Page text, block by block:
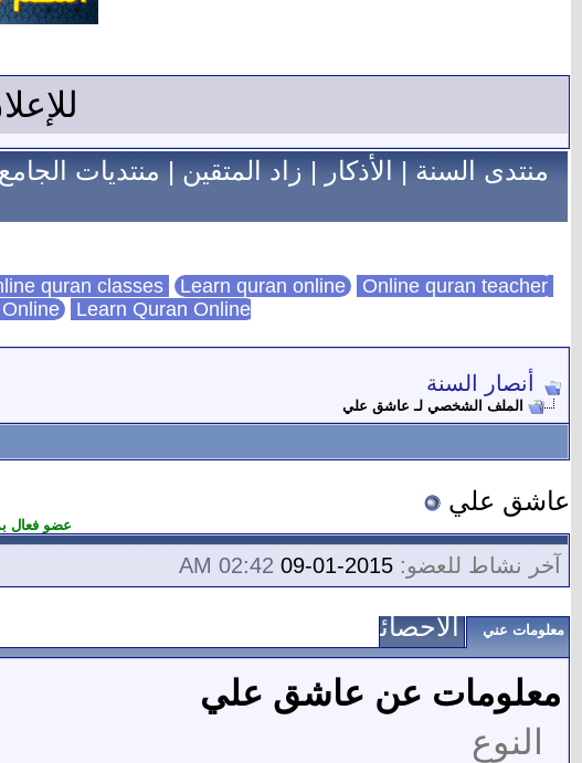
منتدى السنة|الأذكار|زاد المتقين|منتديات
Learn quran online Online quran teacher
Learn Quran Online
أنصار السنة
الملف الشخصي لـ عاشق علي
عاشق علي
عضو فعال
آخر نشاط للعضو: 02:42 AM
معلومات عني الاحصائيات
معلومات عن عاشق علي
النوع